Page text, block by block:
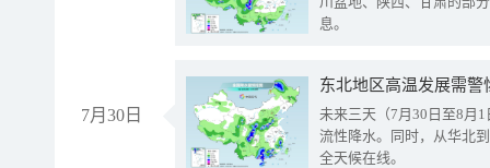
息。
7月30日
东北地区高温发展需
未来三天（7月30日至8月
流性降水。同时，从华北
全天候在线。